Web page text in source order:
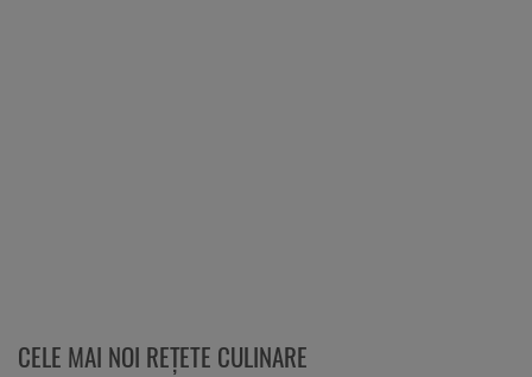
CELE MAI NOI REȚETE CULINARE